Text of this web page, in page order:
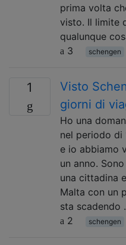
prima volta
visto. Il limite
qualunque
3
schengen
1
Visto
giorni di
Ho una
nel periodo di
e io abbiamo
un anno.
una cittadina
Malta con un
sta scadendo
2
schengen